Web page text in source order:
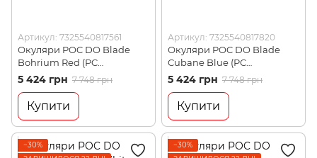
Артикул: 7325540817561
Окуляри POC DO Blade
Bohrium Red (PC
DOBL50121101VSI1)
5 424 грн 7 748 грн
Купити
Артикул: 7325540817820
Окуляри POC DO Blade
Cubane Blue (PC
DOBL50121553LBE1)
5 424 грн 7 748 грн
Купити
−30%
−30%